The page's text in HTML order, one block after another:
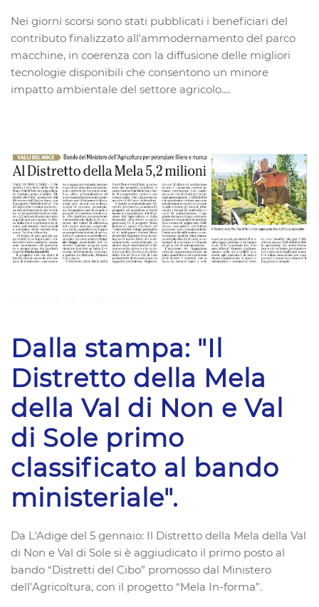
Nei giorni scorsi sono stati pubblicati i beneficiari del
contributo finalizzato all'ammodernamento del parco
macchine, in coerenza con la diffusione delle migliori
tecnologie disponibili che consentono un minore
impatto ambientale del settore agricolo....
Dalla stampa: "Il
Distretto della Mela
della Val di Non e Val
di Sole primo
classificato al bando
ministeriale".
Da L'Adige del 5 gennaio: Il Distretto della Mela della Val
di Non e Val di Sole si è aggiudicato il primo posto al
bando “Distretti del Cibo” promosso dal Ministero
dell’Agricoltura, con il progetto “Mela In-forma”.